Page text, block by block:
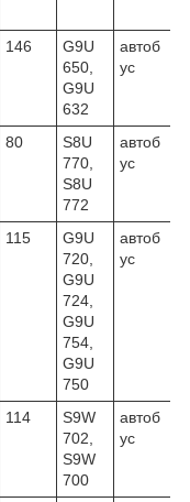
146
G9U
650,
G9U
632
автоб
ус
80
S8U
770,
S8U
772
автоб
ус
115
G9U
720,
G9U
724,
G9U
754,
G9U
750
автоб
ус
114
S9W
702,
S9W
700
автоб
ус